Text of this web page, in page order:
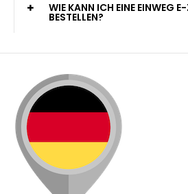
WIE KANN ICH EINE EINWEG
BESTELLEN?